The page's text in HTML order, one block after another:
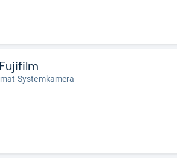
Systemkamera